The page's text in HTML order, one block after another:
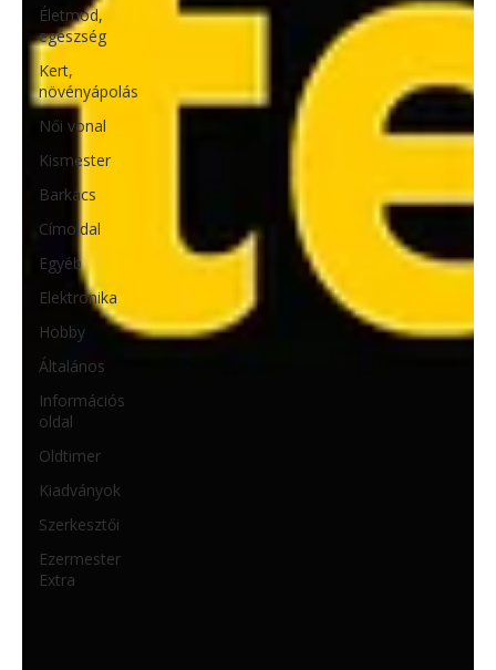
Életmód,
egészség
Kert,
növényápolás
Női vonal
Kismester
Barkács
Címoldal
Egyéb
Elektronika
Hobby
Általános
Információs
oldal
Oldtimer
Kiadványok
Szerkesztői
Ezermester
Extra